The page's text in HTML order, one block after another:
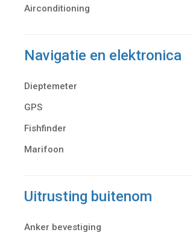
Airconditioning
Navigatie en elektronica
Dieptemeter
GPS
Fishfinder
Marifoon
Uitrusting buitenom
Anker bevestiging